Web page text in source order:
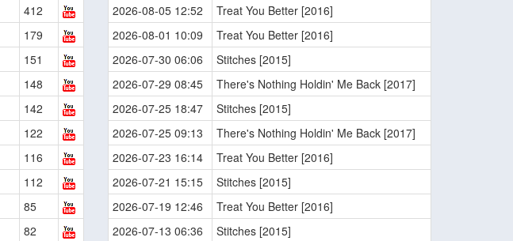
412
179
151
148
142
122
116
112
85
82
2026-08-05 12:52
Treat You Better [2016]
2026-08-01 10:09
Treat You Better [2016]
2026-07-30 06:06
Stitches [2015]
2026-07-29 08:45
There's Nothing Holdin' Me Back [2017]
2026-07-25 18:47
Stitches [2015]
2026-07-25 09:13
There's Nothing Holdin' Me Back [2017]
2026-07-23 16:14
Treat You Better [2016]
2026-07-21 15:15
Stitches [2015]
2026-07-19 12:46
Treat You Better [2016]
2026-07-13 06:36
Stitches [2015]